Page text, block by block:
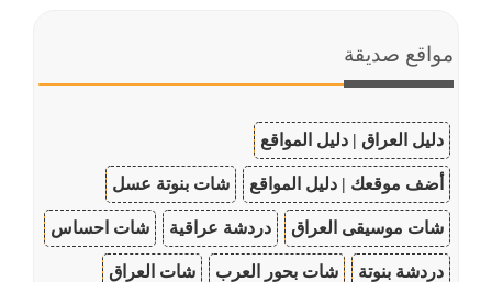
مواقع صديقة
دليل العراق | دليل المواقع
أضف موقعك | دليل المواقع شات بنوتة عسل
شات موسيقى العراق دردشة عراقية شات احساس
دردشة بنوتة شات بحور العرب شات العراق